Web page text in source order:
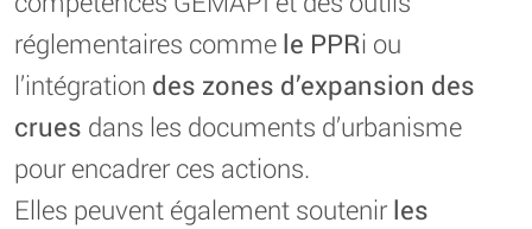
réglementaires comme le PPRi ou
l’intégration des zones d’expansion des
crues dans les documents d’urbanisme
pour encadrer ces actions.
Elles peuvent également soutenir les